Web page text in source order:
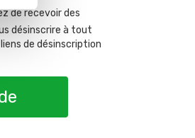
de recevoir des
désinscrire à tout
de désinscription